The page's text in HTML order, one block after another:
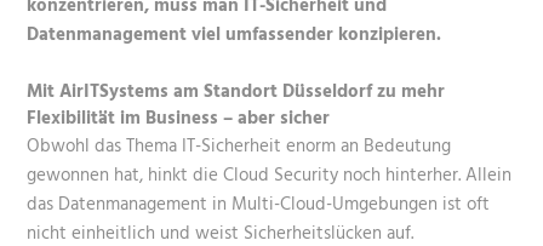
Datenmanagement viel umfassender konzipieren.
Mit AirITSystems am Standort Düsseldorf zu mehr
Flexibilität im Business – aber sicher
Obwohl das Thema IT-Sicherheit enorm an Bedeutung
gewonnen hat, hinkt die Cloud Security noch hinterher. Allein
das Datenmanagement in Multi-Cloud-Umgebungen ist oft
nicht einheitlich und weist Sicherheitslücken auf.